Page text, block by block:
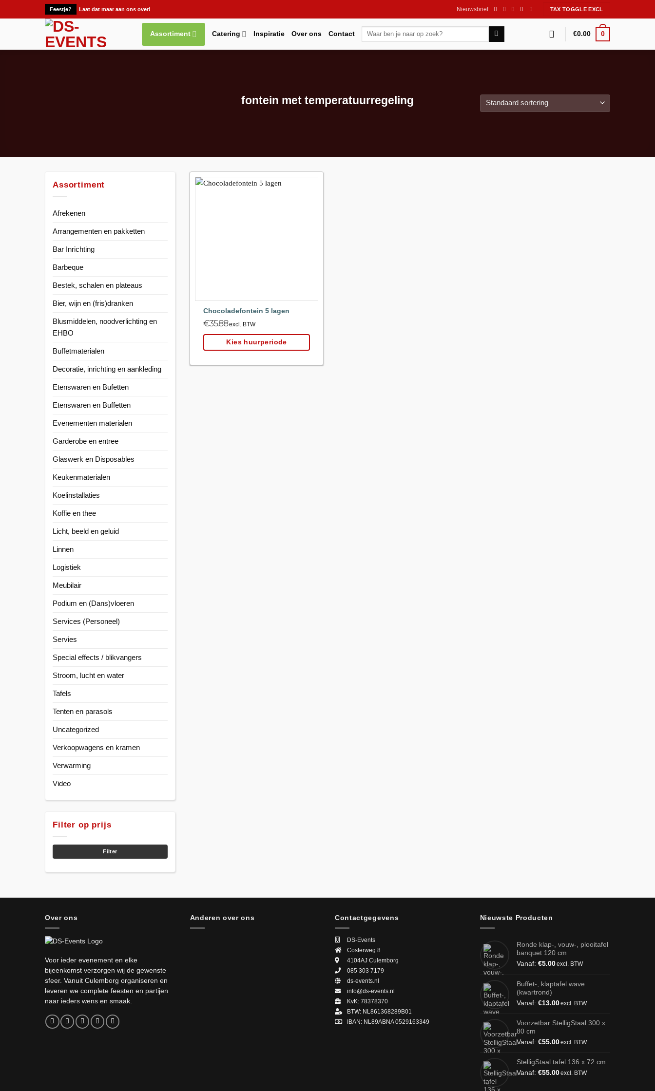
naar
Feestje? Laat dat maar aan ons over! Nieuwsbrief
Assortiment Catering Inspiratie Over ons Contact
Zoeken
€0.00 0
fontein met temperatuurregeling
Assortiment
Afrekenen
Arrangementen en pakketten
Bar Inrichting
Barbeque
Bestek, schalen en plateaus
Bier, wijn en (fris)dranken
Blusmiddelen, noodverlichting en
EHBO
Buffetmaterialen
Decoratie, inrichting en aankleding
Etenswaren en Bufetten
Etenswaren en Buffetten
Evenementen materialen
Garderobe en entree
Glaswerk en Disposables
Keukenmaterialen
Koelinstallaties
Koffie en thee
Licht, beeld en geluid
Linnen
Logistiek
Meubilair
Podium en (Dans)vloeren
Services (Personeel)
Servies
Special effects / blikvangers
Stroom, lucht en water
Tafels
Tenten en parasols
Uncategorized
Verkoopwagens en kramen
Verwarming
Video
Filter op prijs
Min.
Max.
Filter
Chocoladefontein 5 lagen
€35.88excl. BTW
Kies huurperiode
Over ons
Voor ieder evenement en elke
bijeenkomst verzorgen wij de gewenste
sfeer. Vanuit Culemborg organiseren en
leveren we complete feesten en partijen
naar ieders wens en smaak.
Anderen over ons Contactgegevens
DS-Events
Costerweg 8
4104AJ Culemborg
085 303 7179
ds-events.nl
info@ds-events.nl
KvK: 78378370
BTW: NL861368289B01
IBAN: NL89ABNA 0529163349
Nieuwste Producten
Ronde klap-, vouw-, plooitafel
banquet 120 cm
Vanaf: €5.00excl. BTW
Buffet-, klaptafel wave
(kwartrond)
Vanaf: €13.00excl. BTW
Voorzetbar StelligStaal 300 x
80 cm
Vanaf: €55.00excl. BTW
StelligStaal tafel 136 x 72 cm
Vanaf: €55.00excl. BTW